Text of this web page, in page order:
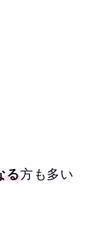
る方も多い